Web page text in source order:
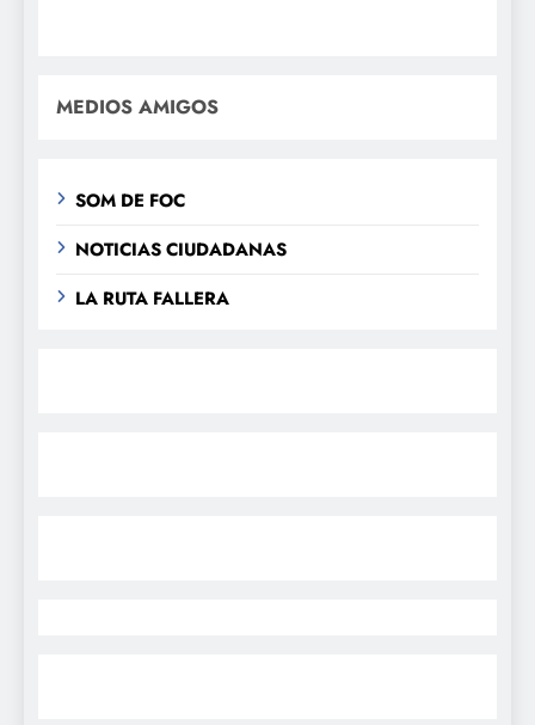
MEDIOS AMIGOS
SOM DE FOC
NOTICIAS CIUDADANAS
LA RUTA FALLERA